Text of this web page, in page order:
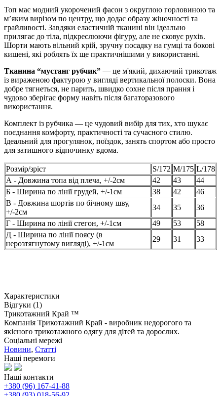
Топ має модний укорочений фасон з округлою горловиною та
м’яким вирізом по центру, що додає образу жіночності та
грайливості. Завдяки еластичній тканині він ідеально
прилягає до тіла, підкреслюючи фігуру, але не сковує рухів.
Шорти мають вільний крій, зручну посадку на гумці та бокові
кишені, які роблять їх ще практичнішими у використанні.
Тканина “мустанг рубчик” — це м'який, дихаючий трикотаж
із вираженою фактурою у вигляді вертикальної полоски. Вона
добре тягнеться, не парить, швидко сохне після прання і
чудово зберігає форму навіть після багаторазового
використання.
Комплект із рубчика — це чудовий вибір для тих, хто шукає
поєднання комфорту, практичності та сучасного стилю.
Ідеальний для прогулянок, поїздок, занять спортом або просто
для затишного відпочинку вдома.
Розмір/зріст S/172 M/175 L/178
А - Довжина топа від плеча, +/-2см
42 43
44
Б - Ширина по лінії грудей, +/-1см
38 42
46
В - Довжина шортів по бічному шву,
+/-2см
34 35
36
Г - Ширина по лінії стегон, +/-1см
49 53
58
Д - Ширина по лінії поясу (в
нерозтягнутому вигляді), +/-1см
29 31 33
Характеристики
Відгуки (1)
Трикотажний Край ™
Компанія Трикотажний Край - виробник недорогого та
якісного трикотажного одягу для дітей та дорослих.
Соціальні мережі
Новини, Статті
Наші перемоги
Наші контакти
+380 (96) 167-41-88